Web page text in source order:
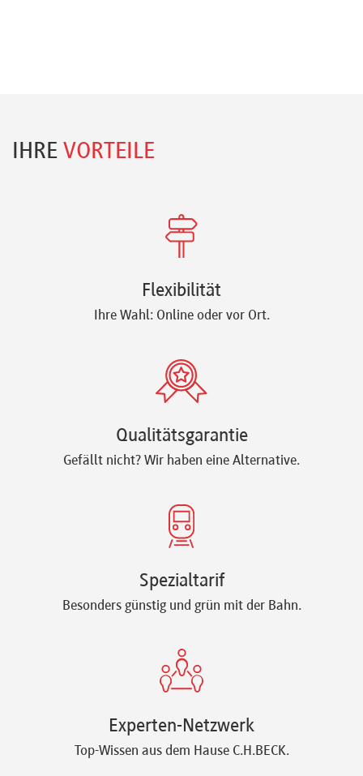
IHRE VORTEILE
Flexibilität
Ihre Wahl: Online oder vor Ort.
Qualitätsgarantie
Gefällt nicht? Wir haben eine Alternative.
Spezialtarif
Besonders günstig und grün mit der Bahn.
Experten-Netzwerk
Top-Wissen aus dem Hause C.H.BECK.